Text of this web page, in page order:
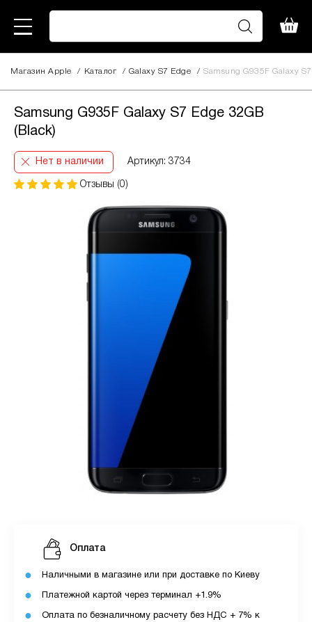
Магазин Apple / Каталог / Galaxy S7 Edge / Samsung G935F Galaxy
Samsung G935F Galaxy S7 Edge 32GB
(Black)
Нет в наличии Артикул: 3734
Отзывы (0)
Оплата
Наличными в магазине или при доставке по Киеву
Платежной картой через терминал +1.9%
Оплата по безналичному расчету без НДС + 7% к